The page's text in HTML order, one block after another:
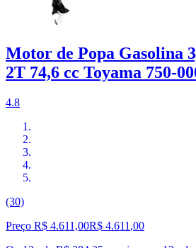
Motor de Popa Gasolina
2T 74,6 cc Toyama 750-
4.8
(30)
Preço R$ 4.611,00R$ 4.611 ,00